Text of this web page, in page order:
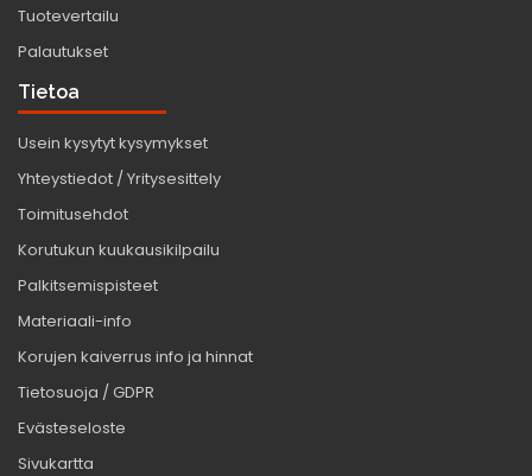
Tuotevertailu
Palautukset
Tietoa
Usein kysytyt kysymykset
Yhteystiedot / Yritysesittely
Toimitusehdot
Korutukun kuukausikilpailu
Palkitsemispisteet
Materiaali-info
Korujen kaiverrus info ja hinnat
Tietosuoja / GDPR
Evästeseloste
Sivukartta